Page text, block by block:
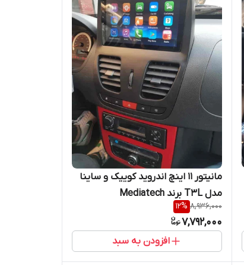
مانیتور 11 اینچ اندروید کوییک و ساینا
مدل T3L برند Mediatech
8,936,000
12%
7,792,000
افزودن به سبد